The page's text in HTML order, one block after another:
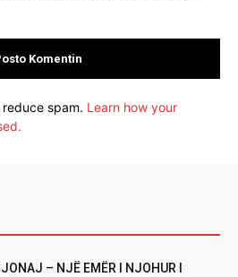
spam. Learn how your
– NJË EMËR I NJOHUR I